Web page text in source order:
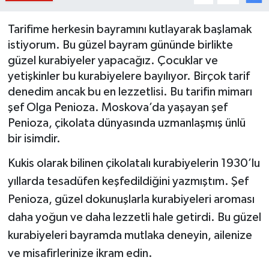
Tarifime herkesin bayramını kutlayarak başlamak
istiyorum. Bu güzel bayram gününde birlikte
güzel kurabiyeler yapacağız. Çocuklar ve
yetişkinler bu kurabiyelere bayılıyor. Birçok tarif
denedim ancak bu en lezzetlisi. Bu tarifin mimarı
şef Olga Penioza. Moskova’da yaşayan şef
Penioza, çikolata dünyasında uzmanlaşmış ünlü
bir isimdir.
Kukis olarak bilinen çikolatalı kurabiyelerin 1930’lu
yıllarda tesadüfen keşfedildiğini yazmıştım. Şef
Penioza, güzel dokunuşlarla kurabiyeleri aroması
daha yoğun ve daha lezzetli hale getirdi. Bu güzel
kurabiyeleri bayramda mutlaka deneyin, ailenize
ve misafirlerinize ikram edin.
BİLİM VE TEKNOLOJİ
OTOMOBİL
KURUMSAL